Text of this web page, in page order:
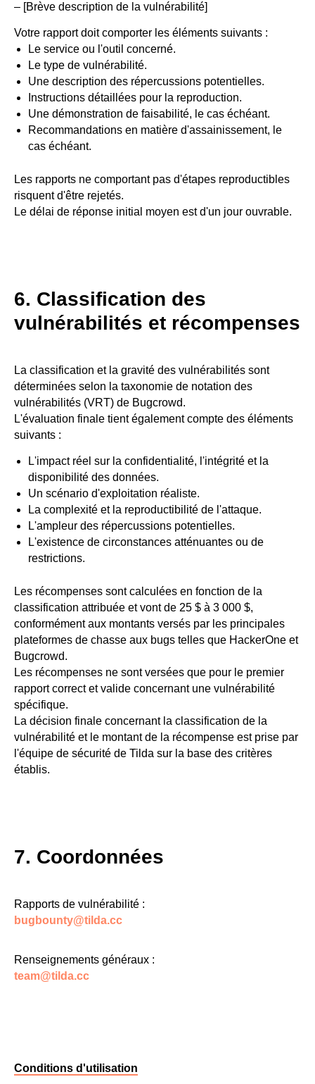
– [Brève description de la vulnérabilité]
Votre rapport doit comporter les éléments suivants :
Le service ou l'outil concerné.
Le type de vulnérabilité.
Une description des répercussions potentielles.
Instructions détaillées pour la reproduction.
Une démonstration de faisabilité, le cas échéant.
Recommandations en matière d'assainissement, le
cas échéant.
Les rapports ne comportant pas d'étapes reproductibles
risquent d'être rejetés.
Le délai de réponse initial moyen est d'un jour ouvrable.
6. Classification des
vulnérabilités et récompenses
La classification et la gravité des vulnérabilités sont
déterminées selon la taxonomie de notation des
vulnérabilités (VRT) de Bugcrowd.
L'évaluation finale tient également compte des éléments
suivants :
L'impact réel sur la confidentialité, l'intégrité et la
disponibilité des données.
Un scénario d'exploitation réaliste.
La complexité et la reproductibilité de l'attaque.
L'ampleur des répercussions potentielles.
L'existence de circonstances atténuantes ou de
restrictions.
Les récompenses sont calculées en fonction de la
classification attribuée et vont de 25 $ à 3 000 $,
conformément aux montants versés par les principales
plateformes de chasse aux bugs telles que HackerOne et
Bugcrowd.
Les récompenses ne sont versées que pour le premier
rapport correct et valide concernant une vulnérabilité
spécifique.
La décision finale concernant la classification de la
vulnérabilité et le montant de la récompense est prise par
l'équipe de sécurité de Tilda sur la base des critères
établis.
7. Coordonnées
Rapports de vulnérabilité :
bugbounty@tilda.cc
Renseignements généraux :
team@tilda.cc
Conditions d'utilisation